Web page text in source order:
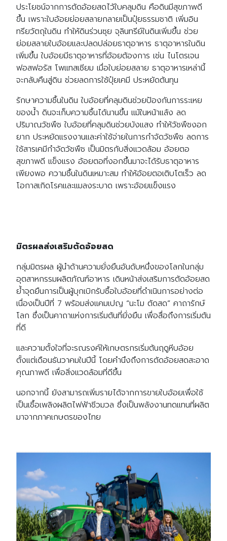
ประโยชน์จากการตัดอ้อยสดไว้ใบคลุมดิน คือดินมีสุขภาพดี
ขึ้น เพราะใบอ้อยย่อยสลายกลายเป็นปุ๋ยธรรมชาติ เพิ่มอิน
ทรียวัตถุในดิน ทำให้ดินร่วนซุย จุลินทรีย์ในดินเพิ่มขึ้น ช่วย
ย่อยสลายใบอ้อยและปลดปล่อยธาตุอาหาร ธาตุอาหารในดิน
เพิ่มขึ้น ใบอ้อยมีธาตุอาหารที่อ้อยต้องการ เช่น ไนโตรเจน
ฟอสฟอรัส โพแทสเซียม เมื่อใบย่อยสลาย ธาตุอาหารเหล่านี้
จะกลับคืนสู่ดิน ช่วยลดการใช้ปุ๋ยเคมี ประหยัดต้นทุน
รักษาความชื้นในดิน ใบอ้อยที่คลุมดินช่วยป้องกันการระเหย
ของน้ำ ดินจะเก็บความชื้นได้นานขึ้น แม้ในหน้าแล้ง ลด
ปริมาณวัชพืช ใบอ้อยที่คลุมดินช่วยบังแสง ทำให้วัชพืชงอก
ยาก ประหยัดแรงงานและค่าใช้จ่ายในการกำจัดวัชพืช ลดการ
ใช้สารเคมีกำจัดวัชพืช เป็นมิตรกับสิ่งแวดล้อม อ้อยตอ
สุขภาพดี แข็งแรง อ้อยตอที่งอกขึ้นมาจะได้รับธาตุอาหาร
เพียงพอ ความชื้นในดินเหมาะสม ทำให้อ้อยตอเติบโตเร็ว ลด
โอกาสเกิดโรคและแมลงระบาด เพราะอ้อยแข็งแรง
มิตรผลส่งเสริมตัดอ้อยสด
กลุ่มมิตรผล ผู้นำด้านความยั่งยืนอันดับหนึ่งของโลกในกลุ่ม
อุตสาหกรรมผลิตภัณฑ์อาหาร เดินหน้าส่งเสริมการตัดอ้อยสด
ย้ำจุดยืนการเป็นผู้บุกเบิกรับซื้อใบอ้อยที่ดำเนินการอย่างต่อ
เนื่องเป็นปีที่ 7 พร้อมส่งแคมเปญ “นะโม ตัดสด” คาถารักษ์
โลก ซึ่งเป็นคาถาแห่งการเริ่มต้นที่ยั่งยืน เพื่อสื่อถึงการเริ่มต้น
ที่ดี
และความตั้งใจที่จะรณรงค์ให้เกษตรกรเริ่มต้นฤดูหีบอ้อย
ตั้งแต่เดือนธันวาคมในปีนี้ โดยคำนึงถึงการตัดอ้อยสดสะอาด
คุณภาพดี เพื่อสิ่งแวดล้อมที่ดีขึ้น
นอกจากนี้ ยังสามารถเพิ่มรายได้จากการขายใบอ้อยเพื่อใช้
เป็นเชื้อเพลิงผลิตไฟฟ้าชีวมวล ซึ่งเป็นพลังงานทดแทนที่ผลิต
มาจากภาคเกษตรของไทย